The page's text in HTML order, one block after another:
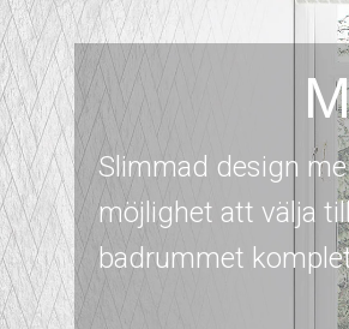
Slimmad design
möjlighet att välja
badrummet